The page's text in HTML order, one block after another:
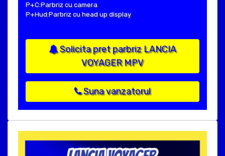
P+C:Parbriz cu camera
P+Hud:Parbriz cu head up display
Solicita pret parbriz LANCIA
VOYAGER MPV
Suna vanzatorul